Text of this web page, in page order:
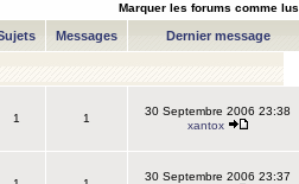
Marquer les forums comme lus
Messages Dernier message
1 1
30 Septembre 2006 23:38
xantox
30 Septembre 2006 23:37